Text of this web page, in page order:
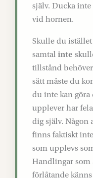
själv. Ducka
vid hornen.
Skulle du
samtal inte
tillstånd
sätt måste du
du inte kan
upplever har
dig själv. Någon
finns faktiskt
som upplevs
Handlingar som
förlåtande